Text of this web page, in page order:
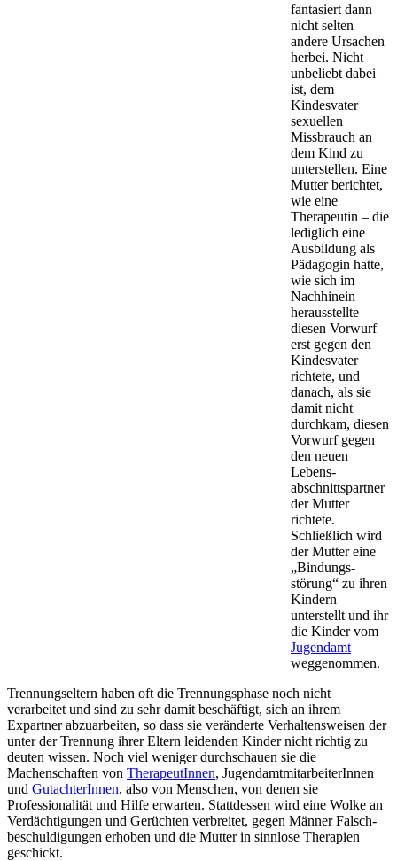
fantasiert dann
nicht selten
andere Ursachen
herbei. Nicht
unbeliebt dabei
ist, dem
Kindesvater
sexuellen
Missbrauch an
dem Kind zu
unterstellen. Eine
Mutter berichtet,
wie eine
Therapeutin – die
lediglich eine
Ausbildung als
Pädagogin hatte,
wie sich im
Nachhinein
herausstellte –
diesen Vorwurf
erst gegen den
Kindesvater
richtete, und
danach, als sie
damit nicht
durchkam, diesen
Vorwurf gegen
den neuen
Lebens­
abschnitts­partner
der Mutter
richtete.
Schließlich wird
der Mutter eine
„Bindungs­
störung“ zu ihren
Kindern
unterstellt und ihr
die Kinder vom
Jugendamt
weggenommen.
Trennungs­eltern haben oft die Trennungs­phase noch nicht
verarbeitet und sind zu sehr damit beschäftigt, sich an ihrem
Expartner abzuarbeiten, so dass sie veränderte Verhaltens­weisen der
unter der Trennung ihrer Eltern leidenden Kinder nicht richtig zu
deuten wissen. Noch viel weniger durchschauen sie die
Machenschaften von TherapeutInnen, Jugend­amt­mit­arbeiterInnen
und GutachterInnen, also von Menschen, von denen sie
Professionalität und Hilfe erwarten. Stattdessen wird eine Wolke an
Verdächtigungen und Gerüchten verbreitet, gegen Männer Falsch­
beschuldigungen erhoben und die Mutter in sinnlose Therapien
geschickt.